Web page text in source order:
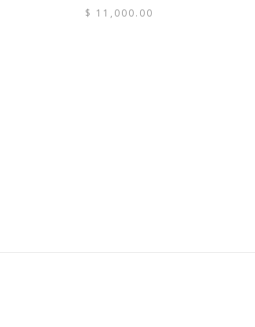
$ 11,000.00